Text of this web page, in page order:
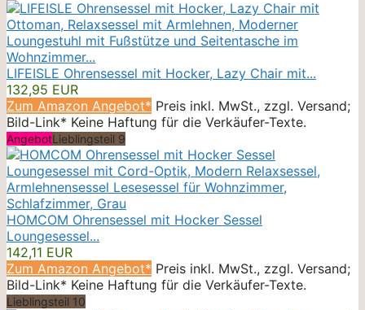
LIFEISLE Ohrensessel mit Hocker, Lazy Chair mit...
132,95 EUR
Zum Amazon Angebot* Preis inkl. MwSt., zzgl. Versand;
Bild-Link* Keine Haftung für die Verkäufer-Texte.
AngebotLieblingsteil 9
HOMCOM Ohrensessel mit Hocker Sessel
Loungesessel...
142,11 EUR
Zum Amazon Angebot* Preis inkl. MwSt., zzgl. Versand;
Bild-Link* Keine Haftung für die Verkäufer-Texte.
Lieblingsteil 10